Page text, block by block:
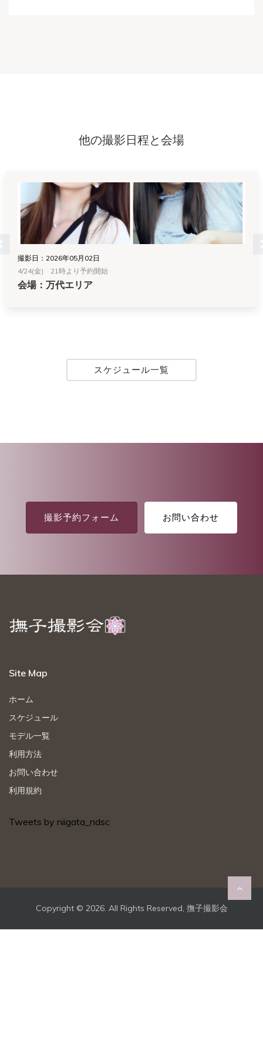
他の撮影日程と会場
撮影日：2026年05月02日
4/24(金) 21時より予約開始
会場：万代エリア
スケジュール一覧
撮影予約フォーム お問い合わせ
Site Map
ホーム
スケジュール
モデル一覧
利用方法
お問い合わせ
利用規約
Tweets by niigata_ndsc
Copyright © 2026. All Rights Reserved, 撫子撮影会